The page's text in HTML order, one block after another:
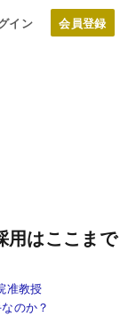
イン
用はここまで
准教授
のか？